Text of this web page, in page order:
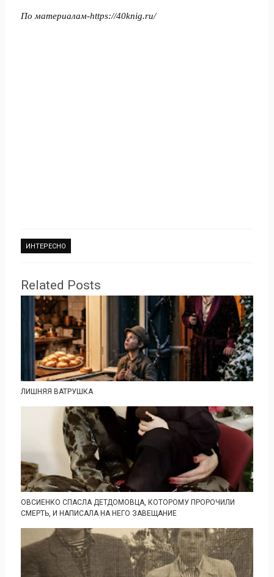
По материалам-https://40knig.ru/
ИНТЕРЕСНО
Related Posts
ЛИШНЯЯ ВАТРУШКА
ОВСИЕНКО СПАСЛА ДЕТДОМОВЦА, КОТОРОМУ ПРОРОЧИЛИ
СМЕРТЬ, И НАПИСАЛА НА НЕГО ЗАВЕЩАНИЕ